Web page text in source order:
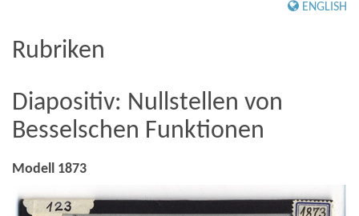
ENGLISH
Rubriken
Diapositiv: Nullstellen von
Besselschen Funktionen
Modell 1873